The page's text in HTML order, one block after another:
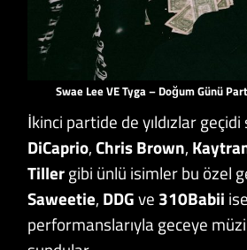
Swae Lee VE Tyga – Doğum Günü
İkinci partide de yıldızlar
DiCaprio,Chris Brown,
Tillergibi ünlü isimler bu özel
Saweetie, DDGve 310Babii
performanslarıyla geceye